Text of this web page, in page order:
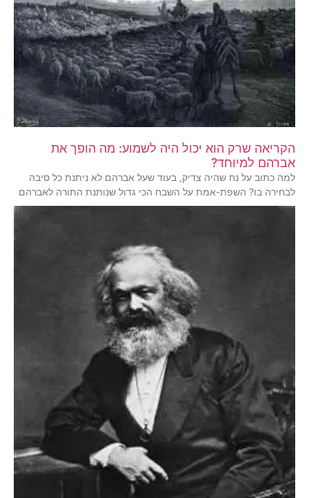
הקריאה שרק הוא יכול היה לשמוע: מה הופך את
אברהם למיוחד?
למה כתוב על נח שהיה צדיק, בעוד שעל אברהם לא ניתנת כל סיבה
לבחירה בו? השפת-אמת על השבח הכי גדול שנותנת התורה לאברהם